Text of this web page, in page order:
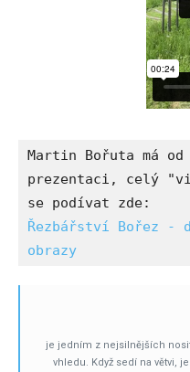
Martin Bořuta má
prezentaci, celý
Řezbářství Bořez -
obrazy
je jedním z nejsilnějších
vhledu. Když sedí na větvi,